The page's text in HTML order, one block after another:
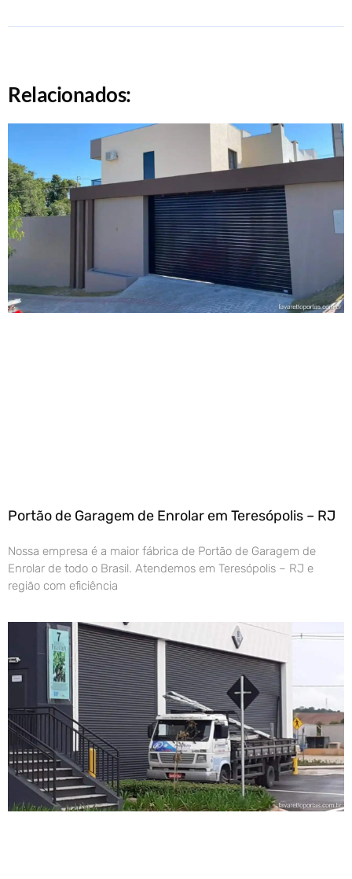
Relacionados:
Portão de Garagem de Enrolar em Teresópolis – RJ
Nossa empresa é a maior fábrica de Portão de Garagem de
Enrolar de todo o Brasil. Atendemos em Teresópolis – RJ e
região com eficiência